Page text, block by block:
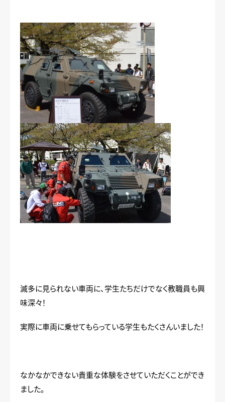
滅多に見られない車両に、学生たちだけでなく教職員も興
味深々！
実際に車両に乗せてもらっている学生もたくさんいました！
なかなかできない貴重な体験をさせていただくことができ
ました。